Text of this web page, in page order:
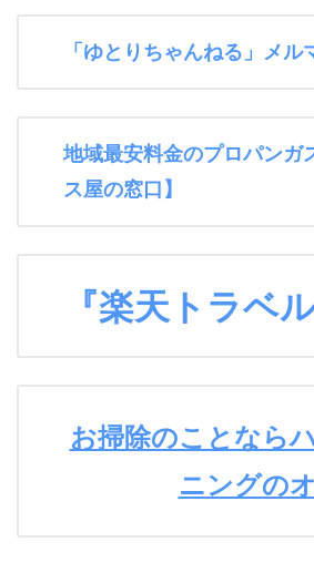
「ゆとりちゃんねる」メル
地域最安料金のプロパンガ
ス屋の窓口】
『楽天トラベル
お掃除のことなら
ニングの